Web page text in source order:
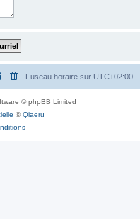
Fuseau horaire sur UTC+02:00
© phpBB Limited
©Qiaeru